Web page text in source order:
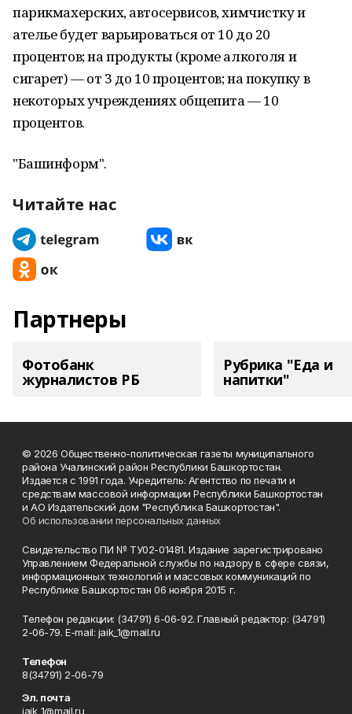
парикмахерских, автосервисов, химчистку и
ателье будет варьироваться от 10 до 20
процентов; на продукты (кроме алкоголя и
сигарет) — от 3 до 10 процентов; на покупку в
некоторых учреждениях общепита — 10
процентов.
"Башинформ".
Читайте нас
Партнеры
Фотобанк
журналистов РБ
Рубрика "Еда и
напитки"
© 2026 Общественно-политическая газеты муниципального
района Учалинский район Республики Башкортостан.
Издается с 1991 года. Учредитель: Агентство по печати и
средствам массовой информации Республики Башкортостан
и АО Издательский дом "Республика Башкортостан".
Об использовании персональных данных
Свидетельство ПИ № ТУ02-01481. Издание зарегистрировано
Управлением Федеральной службы по надзору в сфере связи,
информационных технологий и массовых коммуникаций по
Республике Башкортостан 06 ноября 2015 г.
Телефон редакции: (34791) 6-06-92. Главный редактор: (34791)
2-06-79. Е-mаil: jaik_1@mail.ru
Телефон
8(34791) 2-06-79
Эл. почта
jaik_1@mail.ru